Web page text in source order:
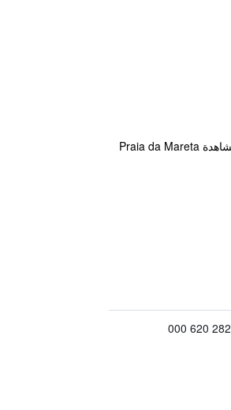
توفر Mareta View - Boutique Bed & Breakfast المريحة والتي تقع في مدينة ساغريس خدمة واي فاي مجاناً بالإضافة إلى مسبح وتدليك. بالإمكان مشاهدة Praia da Mareta